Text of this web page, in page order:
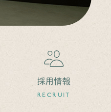
採用情報
RECRUIT